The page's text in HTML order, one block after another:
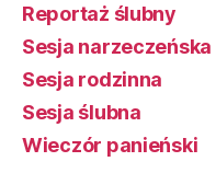
Reportaż ślubny
Sesja narzeczeńska
Sesja rodzinna
Sesja ślubna
Wieczór panieński